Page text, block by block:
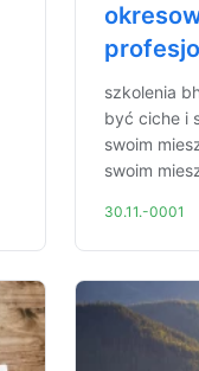
szkolenia
być ciche i
swoim
swoim
30.11.-0001